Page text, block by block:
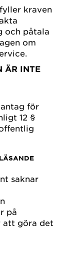
kraven
och påtala
om
ÄR INTE
för
12 §
saknar
på
att göra det